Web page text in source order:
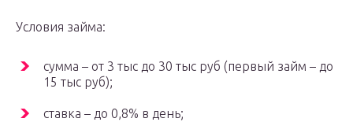
Условия займа:
сумма – от 3 тыс до 30 тыс руб (первый займ – до
15 тыс руб);
ставка – до 0,8% в день;